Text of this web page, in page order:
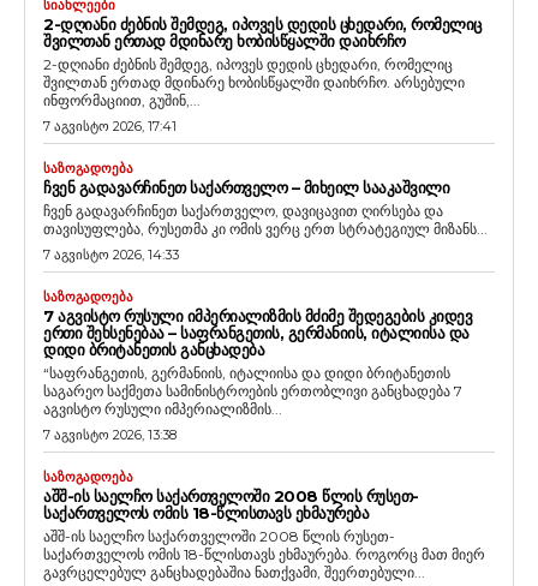
ᲡᲘᲐᲮᲚᲔᲔᲑᲘ
2-ᲓᲦᲘᲐᲜᲘ ᲫᲔᲑᲜᲘᲡ ᲨᲔᲛᲓᲔᲒ, ᲘᲞᲝᲕᲔᲡ ᲓᲔᲓᲘᲡ ᲪᲮᲔᲓᲐᲠᲘ, ᲠᲝᲛᲔᲚᲘᲪ
ᲨᲕᲘᲚᲗᲐᲜ ᲔᲠᲗᲐᲓ ᲛᲓᲘᲜᲐᲠᲔ ᲮᲝᲑᲘᲡᲬᲧᲐᲚᲨᲘ ᲓᲐᲘᲮᲠᲩᲝ
2-დღიანი ძებნის შემდეგ, იპოვეს დედის ცხედარი, რომელიც
შვილთან ერთად მდინარე ხობისწყალში დაიხრჩო. არსებული
ინფორმაციით, გუშინ,...
7 აგვისტო 2026, 17:41
ᲡᲐᲖᲝᲒᲐᲓᲝᲔᲑᲐ
ᲩᲕᲔᲜ ᲒᲐᲓᲐᲕᲐᲠᲩᲘᲜᲔᲗ ᲡᲐᲥᲐᲠᲗᲕᲔᲚᲝ – ᲛᲘᲮᲔᲘᲚ ᲡᲐᲐᲙᲐᲨᲕᲘᲚᲘ
ჩვენ გადავარჩინეთ საქართველო, დავიცავით ღირსება და
თავისუფლება, რუსეთმა კი ომის ვერც ერთ სტრატეგიულ მიზანს...
7 აგვისტო 2026, 14:33
ᲡᲐᲖᲝᲒᲐᲓᲝᲔᲑᲐ
7 ᲐᲒᲕᲘᲡᲢᲝ ᲠᲣᲡᲣᲚᲘ ᲘᲛᲞᲔᲠᲘᲐᲚᲘᲖᲛᲘᲡ ᲛᲫᲘᲛᲔ ᲨᲔᲓᲔᲒᲔᲑᲘᲡ ᲙᲘᲓᲔᲕ
ᲔᲠᲗᲘ ᲨᲔᲮᲡᲔᲜᲔᲑᲐᲐ – ᲡᲐᲤᲠᲐᲜᲒᲔᲗᲘᲡ, ᲒᲔᲠᲛᲐᲜᲘᲘᲡ, ᲘᲢᲐᲚᲘᲘᲡᲐ ᲓᲐ
ᲓᲘᲓᲘ ᲑᲠᲘᲢᲐᲜᲔᲗᲘᲡ ᲒᲐᲜᲪᲮᲐᲓᲔᲑᲐ
“საფრანგეთის, გერმანიის, იტალიისა და დიდი ბრიტანეთის
საგარეო საქმეთა სამინისტროების ერთობლივი განცხადება 7
აგვისტო რუსული იმპერიალიზმის...
7 აგვისტო 2026, 13:38
ᲡᲐᲖᲝᲒᲐᲓᲝᲔᲑᲐ
ᲐᲨᲨ-ᲘᲡ ᲡᲐᲔᲚᲩᲝ ᲡᲐᲥᲐᲠᲗᲕᲔᲚᲝᲨᲘ 2008 ᲬᲚᲘᲡ ᲠᲣᲡᲔᲗ-
ᲡᲐᲥᲐᲠᲗᲕᲔᲚᲝᲡ ᲝᲛᲘᲡ 18-ᲬᲚᲘᲡᲗᲐᲕᲡ ᲔᲮᲛᲐᲣᲠᲔᲑᲐ
აშშ-ის საელჩო საქართველოში 2008 წლის რუსეთ-
საქართველოს ომის 18-წლისთავს ეხმაურება. როგორც მათ მიერ
გავრცელებულ განცხადებაშია ნათქვამი, შეერთებული...